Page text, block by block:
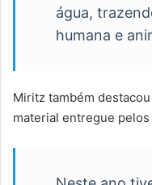
água,
humana e
Miritz também
material entregue